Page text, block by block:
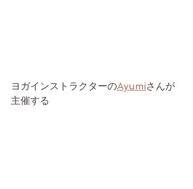
ヨガインストラクターのAyumiさんが
主催する